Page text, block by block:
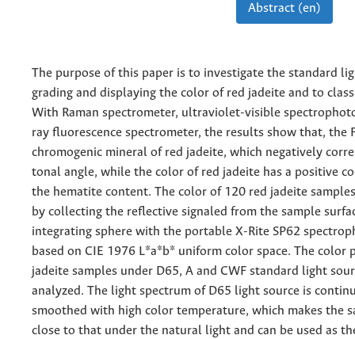
Abstract (en)
The purpose of this paper is to investigate the standard
grading and displaying the color of red jadeite and to
With Raman spectrometer, ultraviolet-visible
ray fluorescence spectrometer, the results show that, the
chromogenic mineral of red jadeite, which negatively
tonal angle, while the color of red jadeite has a positive
the hematite content. The color of 120 red jadeite
by collecting the reflective signaled from the sample
integrating sphere with the portable X-Rite SP62
based on CIE 1976 L*a*b* uniform color space. The color
jadeite samples under D65, A and CWF standard light
analyzed. The light spectrum of D65 light source is
smoothed with high color temperature, which makes the
close to that under the natural light and can be used as